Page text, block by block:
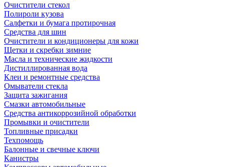
Очистители стекол
Полироли кузова
Салфетки и бумага протирочная
Средства для шин
Очистители и кондиционеры для кожи
Щетки и скребки зимние
Масла и технические жидкости
Дистиллированная вода
Клеи и ремонтные средства
Омыватели стекла
Защита зажигания
Смазки автомобильные
Средства антикоррозийной обработки
Промывки и очистители
Топливные присадки
Техпомощь
Балонные и свечные ключи
Канистры